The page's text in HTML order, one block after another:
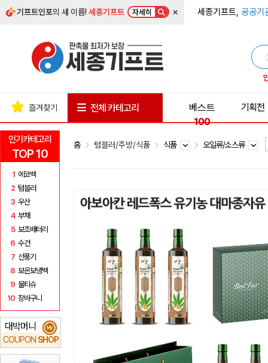
기프트인포의 새 이름!세종기프트 자세히 × 세종기프트, 공공기
인기카테고리
TOP 10
1 에코백
2 텀블러
3 우산
4 부채
5 보조배터리
6 수건
7 선풍기
8 보온보냉백
9 물티슈
10 장바구니
대박머니
COUPON SHOP
₩
즐겨찾기 전체 카테고리
베스트
100
기획전
홈 텀블러/주방/식품 식품 오일류/소스류